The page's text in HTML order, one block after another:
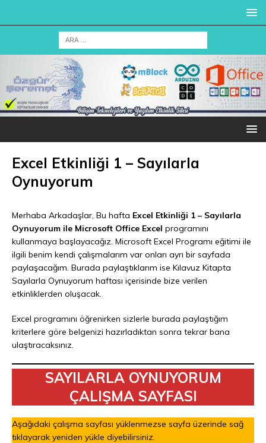
Excel Etkinliği 1 – Sayılarla
Oynuyorum
Merhaba Arkadaşlar, Bu hafta Excel Etkinliği 1 – Sayılarla
Oynuyorum ile Microsoft Office Excel programını
kullanmaya başlayacağız. Microsoft Excel Programı eğitimi ile
ilgili benim kendi çalışmalarım var onları ayrı bir sayfada
paylaşacağım. Burada paylaştıklarım ise Kılavuz Kitapta
Sayılarla Oynuyorum haftası içerisinde bize verilen
etkinliklerden oluşacak.
Excel programını öğrenirken sizlerle burada paylaştığım
kriterlere göre belgenizi hazırladıktan sonra tekrar bana
ulaştıracaksınız.
SAYILARLA OYNUYORUM
ÇALIŞMA SAYFASI
Aşağıdaki çalışma sayfası yüklenmezse sayfa üzerinde sağ
tıklayarak yeniden yükle diyebilirsiniz.